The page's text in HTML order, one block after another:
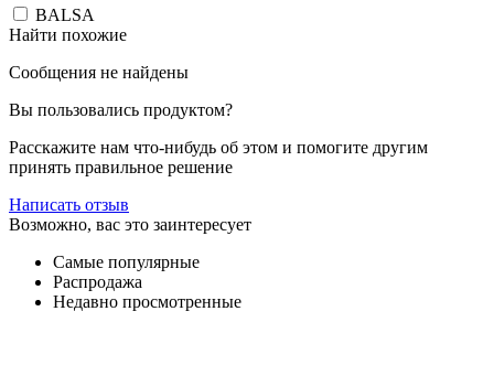
BALSA
Найти похожие
Сообщения не найдены
Вы пользовались продуктом?
Расскажите нам что-нибудь об этом и помогите другим
принять правильное решение
Написать отзыв
Возможно, вас это заинтересует
Самые популярные
Распродажа
Недавно просмотренные